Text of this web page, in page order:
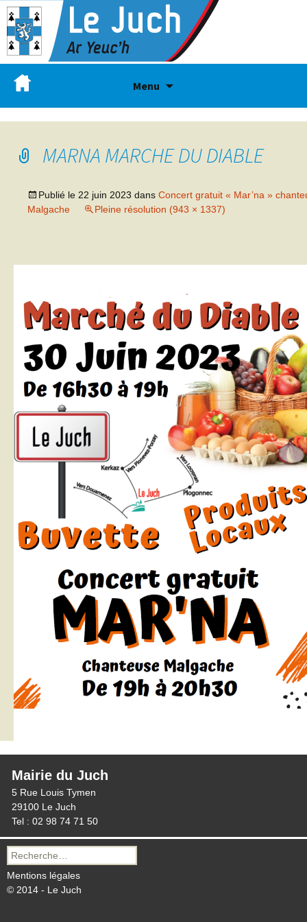
Menu
MARNA MARCHE DU DIABLE
Publié le 22 juin 2023 dans Concert gratuit « Mar’na »
Malgache
Pleine résolution (943 × 1337)
Mairie du Juch
5 Rue Louis Tymen
29100 Le Juch
Tel : 02 98 74 71 50
Recherche
pour :
Mentions légales
© 2014 - Le Juch